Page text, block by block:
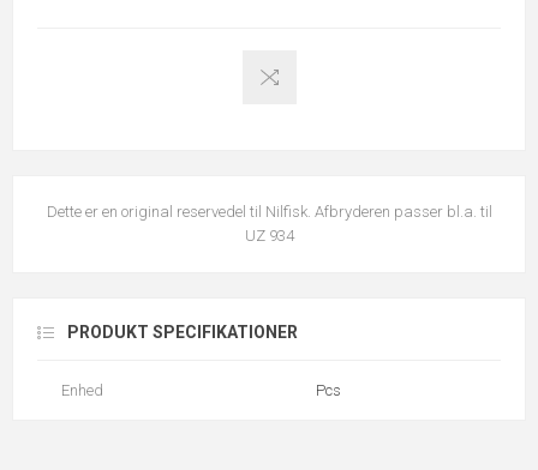
Dette er en original reservedel til Nilfisk. Afbryderen passer bl.a. til
UZ 934
PRODUKT SPECIFIKATIONER
Enhed Pcs